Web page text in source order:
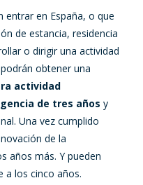
entrar en España, o que
de estancia, residencia
o dirigir una actividad
obtener una
actividad
de tres años y
Una vez cumplido
de la
años más. Y pueden
a los cinco años.